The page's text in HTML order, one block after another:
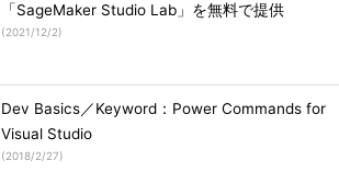
「SageMaker Studio Lab」を無料で提供
(2021/12/2)
Dev Basics／Keyword：Power Commands for
Visual Studio
(2018/2/27)